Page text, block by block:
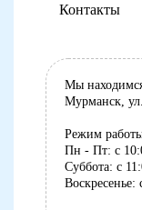
Контакты
Мы
Мурманск,
Режим
Пн - Пт: с
Суббота: с
Воскресенье: